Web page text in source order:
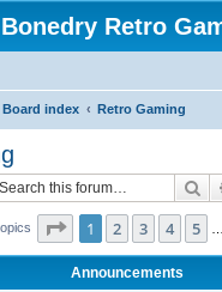
Bonedry Retro
Board index Retro Gaming
Page 1of 42583
1 2 3 4 5
Announcements